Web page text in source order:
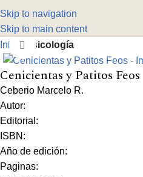
Skip to navigation
Skip to main content
Inicio Psicología
Click to enlarge
Cenicientas y Patitos Feos
Ceberio Marcelo R.
Autor:
Editorial:
ISBN:
Año de edición:
Paginas: